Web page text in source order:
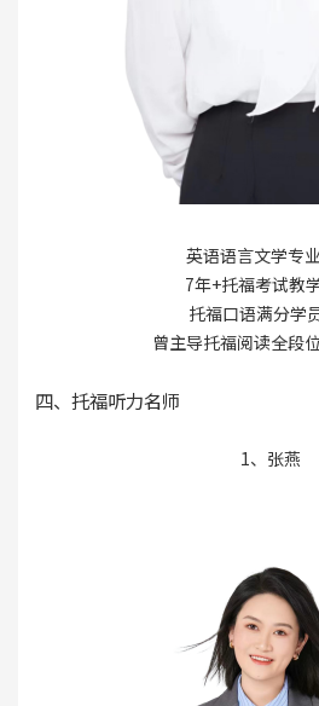
英语语言文学专
7年+托福考试教
托福口语满分学
曾主导托福阅读全段
四、托福听力名师
1、张燕